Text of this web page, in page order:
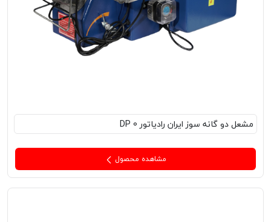
مشعل‌ دو گانه سوز ایران رادیاتور DP 0
مشاهده محصول